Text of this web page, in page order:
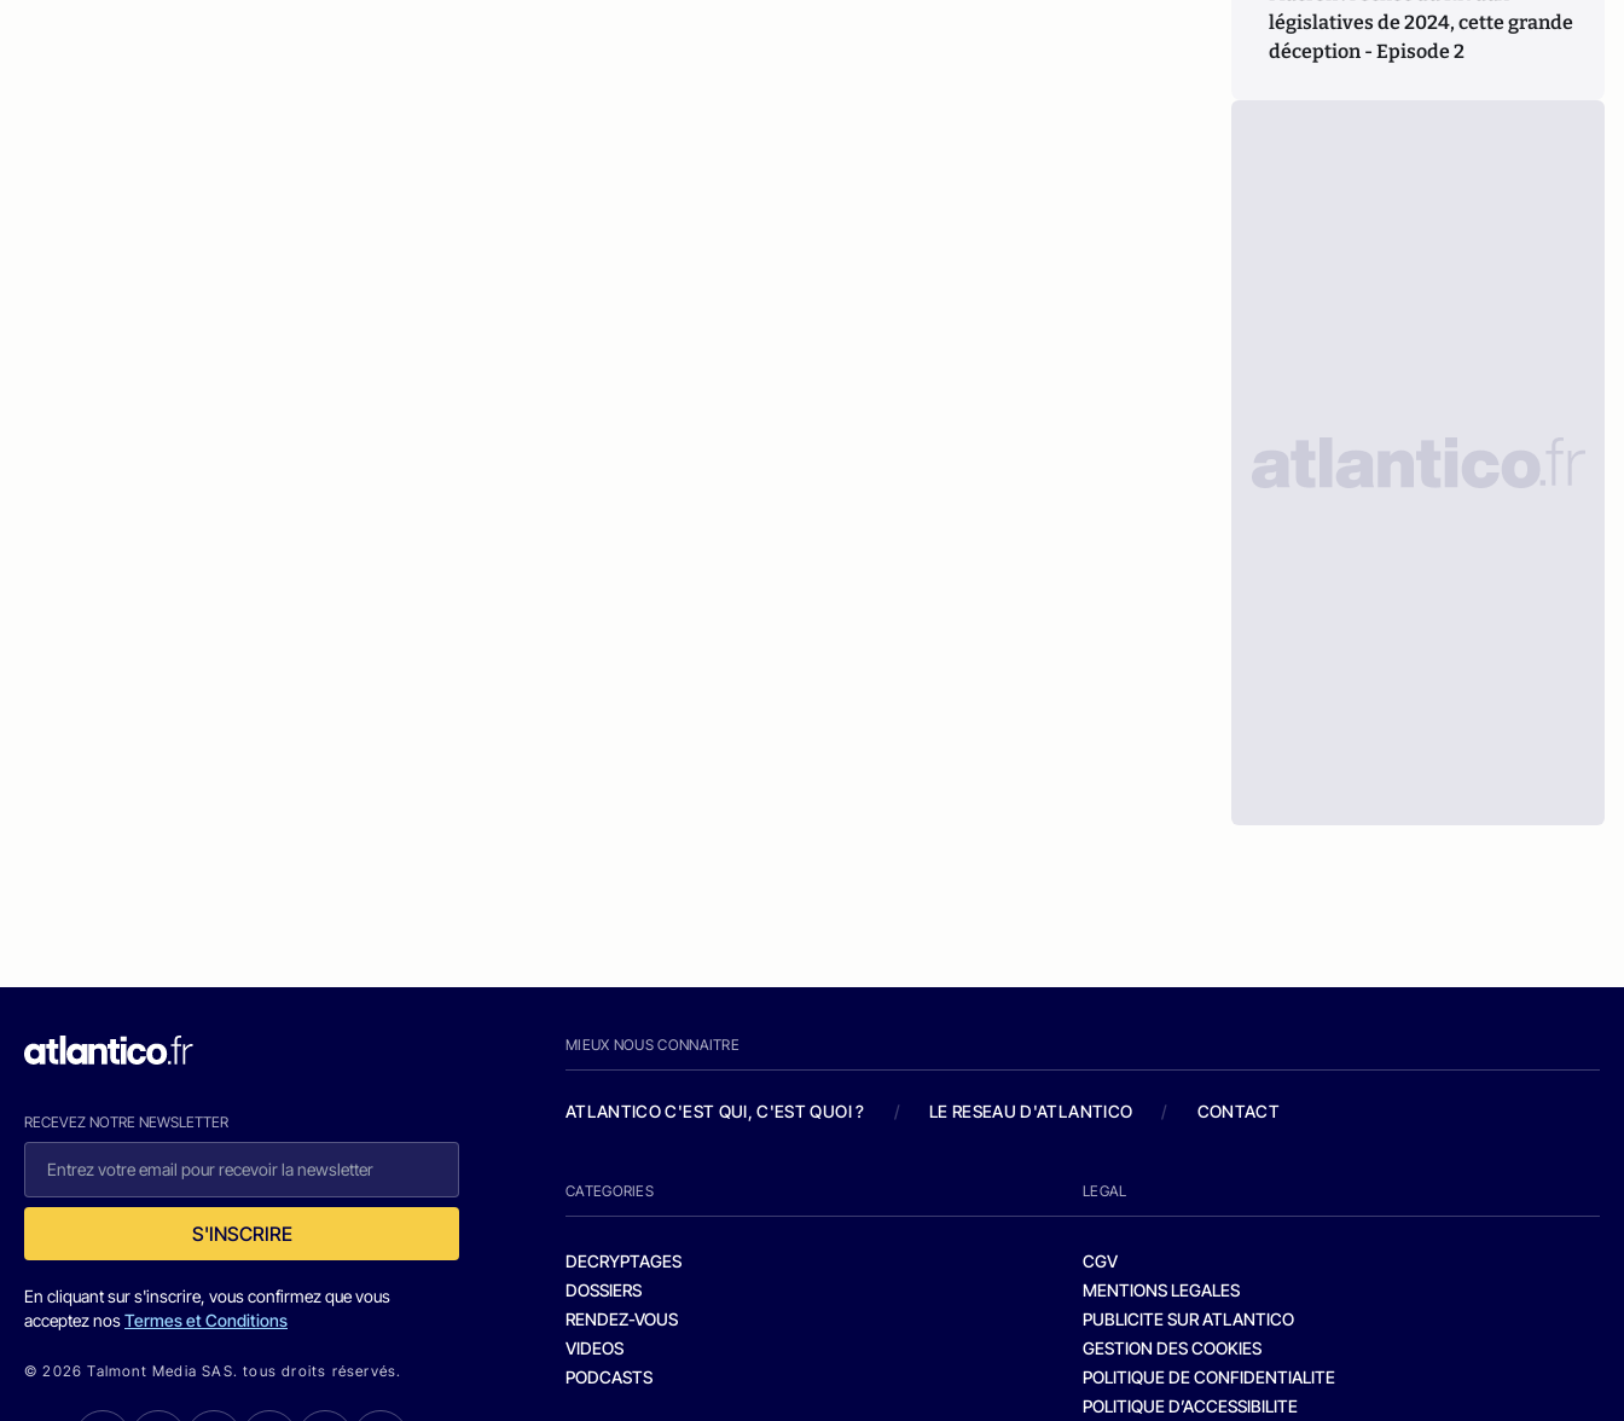
législatives de 2024, cette grande
déception - Episode 2
RECEVEZ NOTRE NEWSLETTER
S'INSCRIRE
En cliquant sur s'inscrire, vous confirmez que vous
acceptez nosTermes et Conditions
© 2026 Talmont Media SAS. tous droits réservés.
MIEUX NOUS CONNAITRE
ATLANTICO C'EST QUI, C'EST QUOI ? / LE RESEAU D'ATLANTICO / CONTACT
CATEGORIES
DECRYPTAGES
DOSSIERS
RENDEZ-VOUS
VIDEOS
PODCASTS
LEGAL
CGV
MENTIONS LEGALES
PUBLICITE SUR ATLANTICO
GESTION DES COOKIES
POLITIQUE DE CONFIDENTIALITE
POLITIQUE D’ACCESSIBILITE